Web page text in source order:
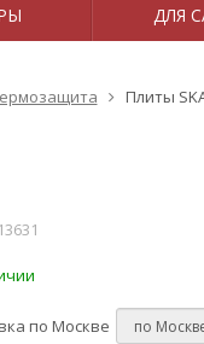
ДЛЯ
Плиты
13631
по Москве